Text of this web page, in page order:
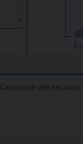
des sections"